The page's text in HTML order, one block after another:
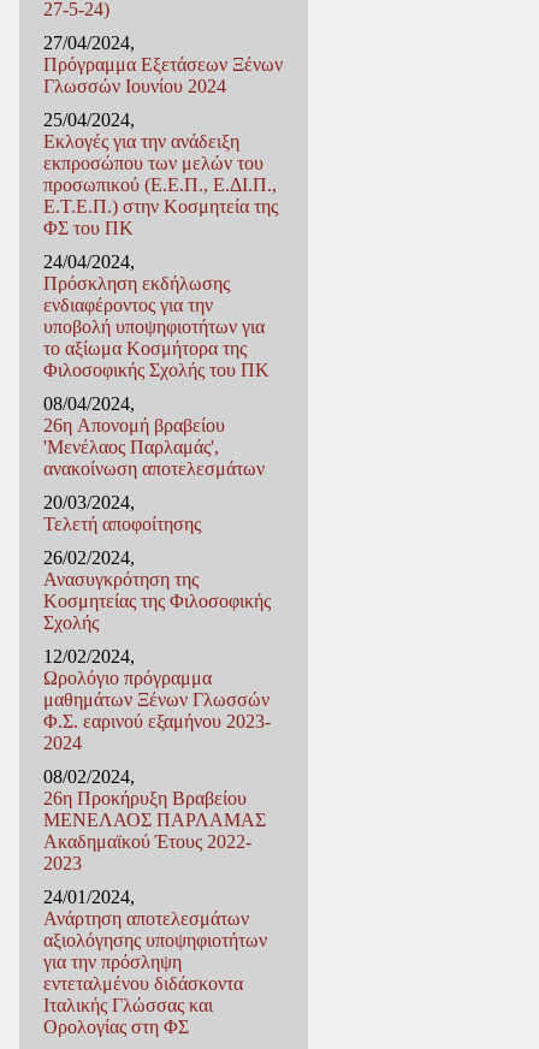
27-5-24)
27/04/2024,
Πρόγραμμα Εξετάσεων Ξένων
Γλωσσών Ιουνίου 2024
25/04/2024,
Εκλογές για την ανάδειξη
εκπροσώπου των μελών του
προσωπικού (Ε.Ε.Π., Ε.ΔΙ.Π.,
Ε.Τ.Ε.Π.) στην Κοσμητεία της
ΦΣ του ΠΚ
24/04/2024,
Πρόσκληση εκδήλωσης
ενδιαφέροντος για την
υποβολή υποψηφιοτήτων για
το αξίωμα Κοσμήτορα της
Φιλοσοφικής Σχολής του ΠΚ
08/04/2024,
26η Απονομή βραβείου
'Μενέλαος Παρλαμάς',
ανακοίνωση αποτελεσμάτων
20/03/2024,
Τελετή αποφοίτησης
26/02/2024,
Ανασυγκρότηση της
Κοσμητείας της Φιλοσοφικής
Σχολής
12/02/2024,
Ωρολόγιο πρόγραμμα
μαθημάτων Ξένων Γλωσσών
Φ.Σ. εαρινού εξαμήνου 2023-
2024
08/02/2024,
26η Προκήρυξη Βραβείου
ΜΕΝΕΛΑΟΣ ΠΑΡΛΑΜΑΣ
Ακαδημαϊκού Έτους 2022-
2023
24/01/2024,
Ανάρτηση αποτελεσμάτων
αξιολόγησης υποψηφιοτήτων
για την πρόσληψη
εντεταλμένου διδάσκοντα
Ιταλικής Γλώσσας και
Ορολογίας στη ΦΣ